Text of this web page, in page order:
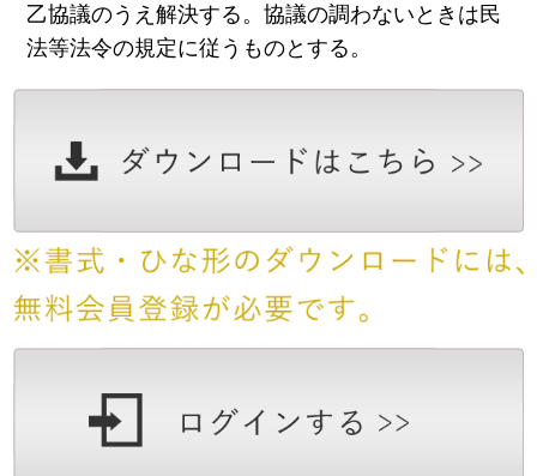
乙協議のうえ解決する。協議の調わないときは民
法等法令の規定に従うものとする。